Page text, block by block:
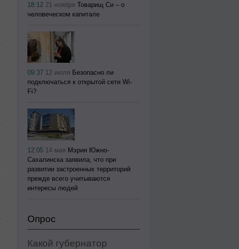
18:12 21 ноября Товарищ Си – о
человеческом капитале
09:37 12 июля Безопасно ли
подключаться к открытой сети Wi-
Fi?
12:05 14 мая Мэрия Южно-
Сахалинска заявила, что при
развитии застроенных территорий
прежде всего учитываются
интересы людей
Опрос
Какой губернатор